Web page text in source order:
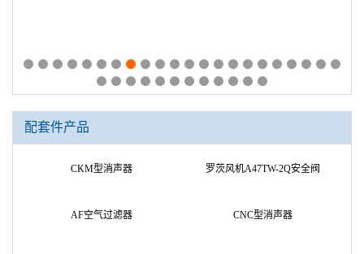
配套件产品
CKM型消声器 罗茨风机A47TW-2Q安全阀
AF空气过滤器 CNC型消声器